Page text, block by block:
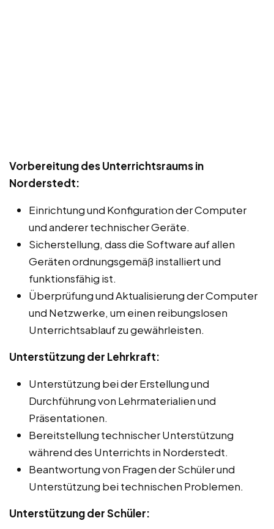
Vorbereitung des Unterrichtsraums in
Norderstedt:
Einrichtung und Konfiguration der Computer
und anderer technischer Geräte.
Sicherstellung, dass die Software auf allen
Geräten ordnungsgemäß installiert und
funktionsfähig ist.
Überprüfung und Aktualisierung der Computer
und Netzwerke, um einen reibungslosen
Unterrichtsablauf zu gewährleisten.
Unterstützung der Lehrkraft:
Unterstützung bei der Erstellung und
Durchführung von Lehrmaterialien und
Präsentationen.
Bereitstellung technischer Unterstützung
während des Unterrichts in Norderstedt.
Beantwortung von Fragen der Schüler und
Unterstützung bei technischen Problemen.
Unterstützung der Schüler: